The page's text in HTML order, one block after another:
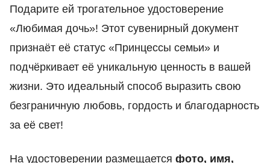
Подарите ей трогательное удостоверение
«Любимая дочь»! Этот сувенирный документ
признаёт её статус «Принцессы семьи» и
подчёркивает её уникальную ценность в вашей
жизни. Это идеальный способ выразить свою
безграничную любовь, гордость и благодарность
за её свет!
На удостоверении размещается фото, имя,